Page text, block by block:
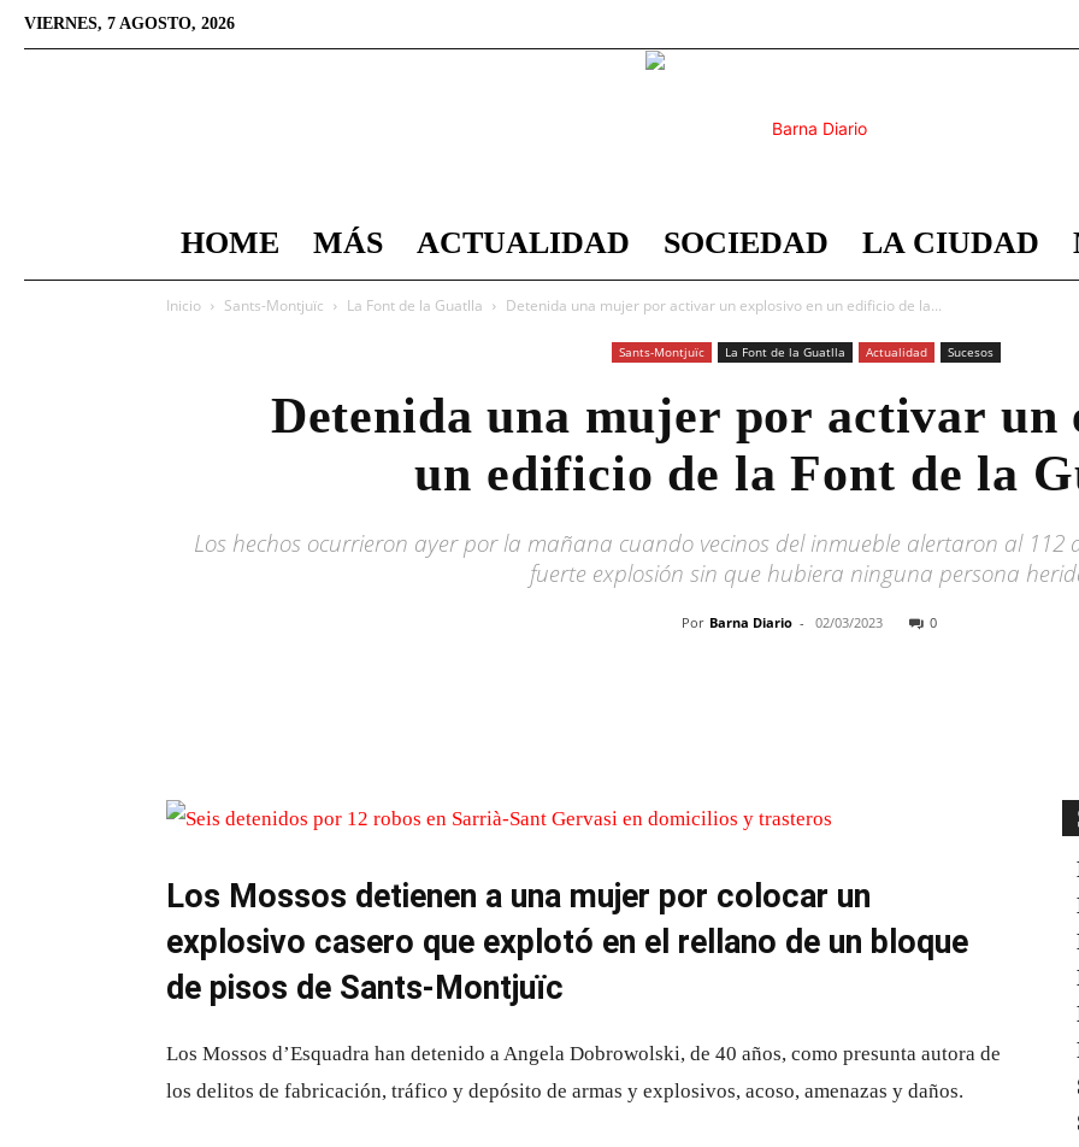
VIERNES, 7 AGOSTO, 2026
Barna
HOME MÁS ACTUALIDAD SOCIEDAD LA CIUDAD
Inicio Sants-Montjuïc La Font de la Guatlla Detenida una mujer por activar un explosivo en un edificio de la...
Sants-Montjuïc La Font de la Guatlla Actualidad Sucesos
Detenida una mujer por activar un
un edificio de la Font de la
Los hechos ocurrieron ayer por la mañana cuando vecinos del inmueble alertaron al
fuerte explosión sin que hubiera ninguna persona
Por Barna Diario - 02/03/2023 0
Los Mossos detienen a una mujer por colocar un
explosivo casero que explotó en el rellano de un bloque
de pisos de Sants-Montjuïc
Los Mossos d’Esquadra han detenido a Angela Dobrowolski, de 40 años, como presunta autora de
los delitos de fabricación, tráfico y depósito de armas y explosivos, acoso, amenazas y daños.